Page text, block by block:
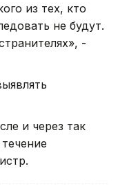
из тех, кто
не будут.
-
и через так